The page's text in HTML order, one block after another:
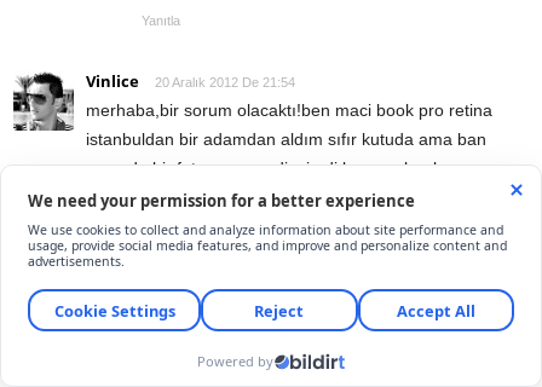
Yanıtla
Vinlice 20 Aralık 2012 De 21:54
merhaba,bir sorum olacaktı!ben maci book pro retina
istanbuldan bir adamdan aldım sıfır kutuda ama ban
yanında bir fatura vermedi..şimdi bu mac book
bozuldugunda nasıl yapacam nereye gidecem ..çünkü
adam yok ortada..??
Goktug Gedik 21 Aralık 2012 De 18:36
MacBook’unuzu yetkili bir satıcıdan aldığınızı